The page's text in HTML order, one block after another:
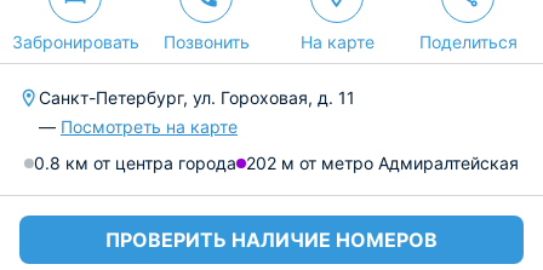
Забронировать Позвонить На карте Поделиться
Санкт-Петербург, ул. Гороховая, д. 11
— Посмотреть на карте
0.8 км от центра города 202 м от метро Адмиралтейская
ПРОВЕРИТЬ НАЛИЧИЕ НОМЕРОВ